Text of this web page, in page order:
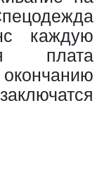
каждую
плата